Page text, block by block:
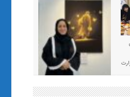
«صبر و اعتماد؛ روایت معلمی که